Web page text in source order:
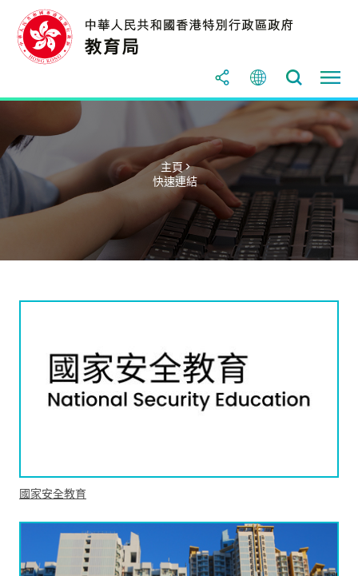
主頁 >
快速連結
國家安全教育